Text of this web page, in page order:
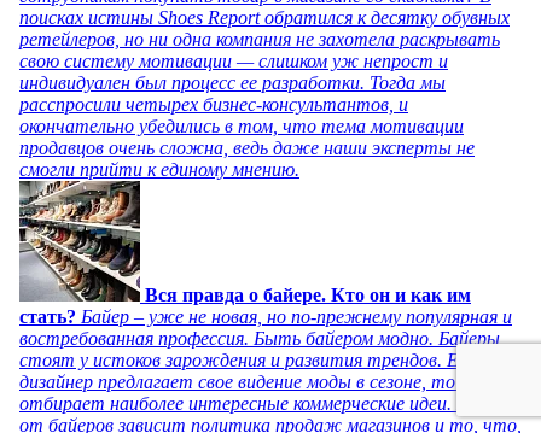
поисках истины Shoes Report обратился к десятку обувных
ретейлеров, но ни одна компания не захотела раскрывать
свою систему мотивации — слишком уж непрост и
индивидуален был процесс ее разработки. Тогда мы
расспросили четырех бизнес-консультантов, и
окончательно убедились в том, что тема мотивации
продавцов очень сложна, ведь даже наши эксперты не
смогли прийти к единому мнению.
Вся правда о байере. Кто он и как им
стать? Байер – уже не новая, но по-прежнему популярная и
востребованная профессия. Быть байером модно. Байеры
стоят у истоков зарождения и развития трендов. Если
дизайнер предлагает свое видение моды в сезоне, то байер
отбирает наиболее интересные коммерческие идеи. Именно
от байеров зависит политика продаж магазинов и то, что,